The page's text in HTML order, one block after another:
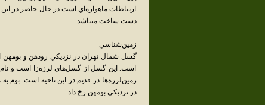
ارتباطات ماهواره‌اي است.در حال حاضر در
دست ساخت ميباشد.
زمين‌شناسي
گسل شمال تهران در نزديکي رودهن و
است. اين گسل از گسل‌هاي لرزه‌زا است و نام
در نزديکي بومهن رخ داد.